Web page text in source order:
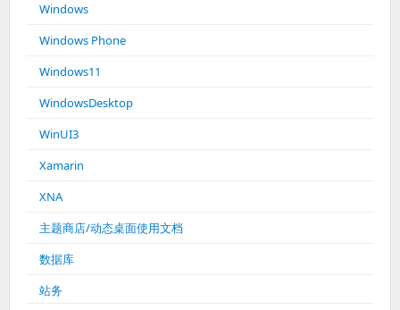
Windows
Windows Phone
Windows11
WindowsDesktop
WinUI3
Xamarin
XNA
主题商店/动态桌面使用文档
数据库
站务